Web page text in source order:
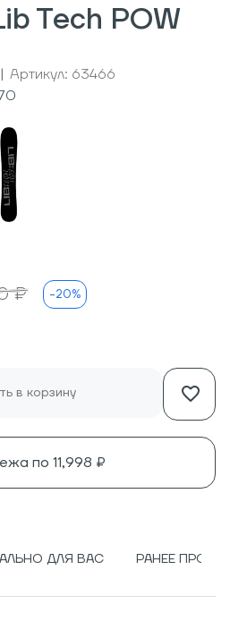
Tech POW
| Артикул: 63466
₽ -20%
в корзину
по 11,998 ₽
ДЛЯ ВАС РАНЕЕ